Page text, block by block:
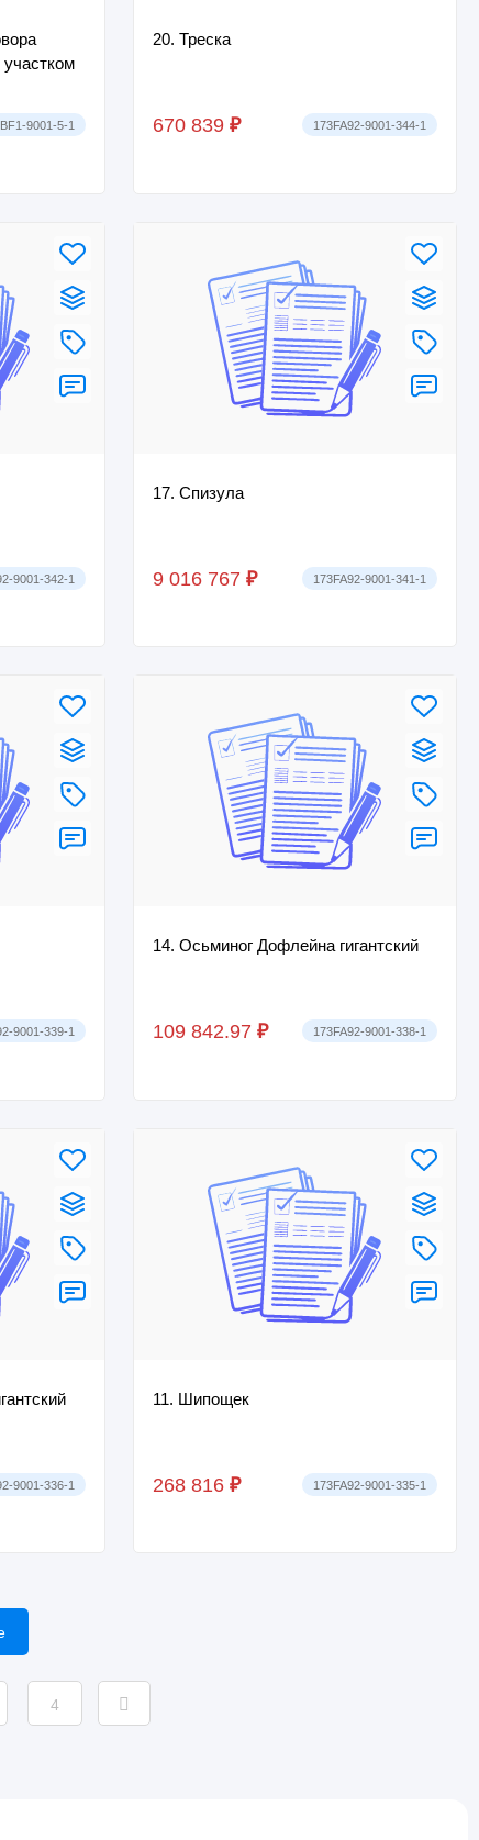
9001-5-1
20. Треска
670 839 ₽ 173FA92-9001-344-1
9001-342-1
17. Спизула
9 016 767 ₽ 173FA92-9001-341-1
9001-339-1
14. Осьминог Дофлейна гигантский
109 842.97 ₽ 173FA92-9001-338-1
9001-336-1
11. Шипощек
268 816 ₽ 173FA92-9001-335-1
4